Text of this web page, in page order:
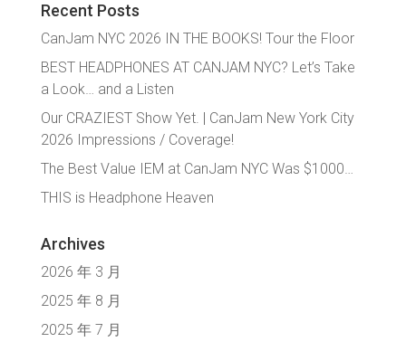
Recent Posts
CanJam NYC 2026 IN THE BOOKS! Tour the Floor
BEST HEADPHONES AT CANJAM NYC? Let’s Take
a Look… and a Listen
Our CRAZIEST Show Yet. | CanJam New York City
2026 Impressions / Coverage!
The Best Value IEM at CanJam NYC Was $1000…
THIS is Headphone Heaven
Archives
2026 年 3 月
2025 年 8 月
2025 年 7 月